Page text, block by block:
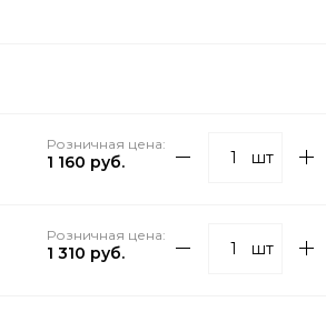
Розничная цена:
1 160 руб. шт
Розничная цена:
1 310 руб. шт